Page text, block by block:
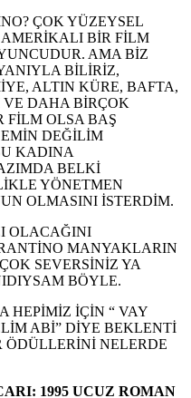
ÇOK YÜZEYSEL
BİR FİLM
AMA BİZ
BİLİRİZ,
ALTIN KÜRE, BAFTA,
DAHA BİRÇOK
FİLM OLSA BAŞ
DEĞİLİM
KADINA
BELKİ
YÖNETMEN
OLMASINI İSTERDİM.
OLACAĞINI
MANYAKLARIN
SEVERSİNİZ YA
BÖYLE.
HEPİMİZ İÇİN “ VAY
ABİ” DİYE BEKLENTİ
ÖDÜLLERİNİ NELERDE
1995 UCUZ ROMAN